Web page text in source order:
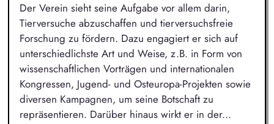
Der Verein sieht seine Aufgabe vor allem darin,
Tierversuche abzuschaffen und tierversuchsfreie
Forschung zu fördern. Dazu engagiert er sich auf
unterschiedlichste Art und Weise, z.B. in Form von
wissenschaftlichen Vorträgen und internationalen
Kongressen, Jugend- und Osteuropa-Projekten sowie
diversen Kampagnen, um seine Botschaft zu
repräsentieren. Darüber hinaus wirkt er in der...